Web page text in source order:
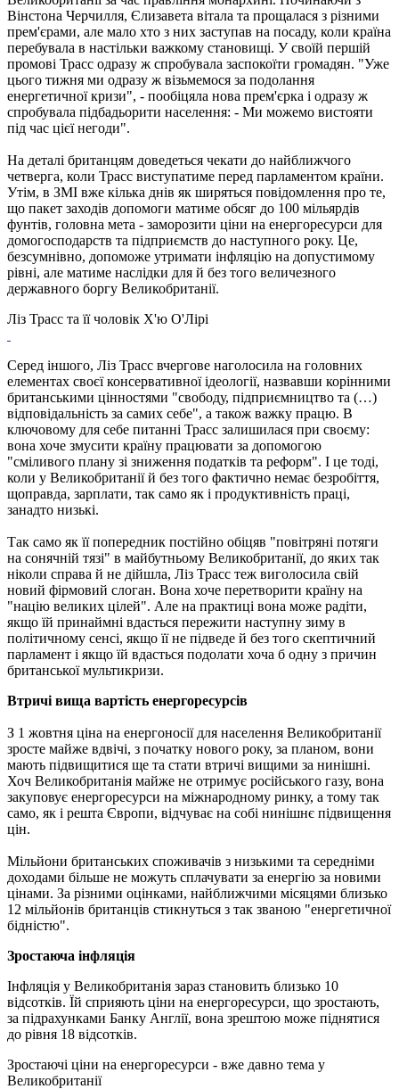
Вінстона Черчилля, Єлизавета вітала та прощалася з різними
прем'єрами, але мало хто з них заступав на посаду, коли країна
перебувала в настільки важкому становищі. У своїй першій
промові Трасс одразу ж спробувала заспокоїти громадян. "Уже
цього тижня ми одразу ж візьмемося за подолання
енергетичної кризи", - пообіцяла нова прем'єрка і одразу ж
спробувала підбадьорити населення: - Ми можемо вистояти
під час цієї негоди".
На деталі британцям доведеться чекати до найближчого
четверга, коли Трасс виступатиме перед парламентом країни.
Утім, в ЗМІ вже кілька днів як ширяться повідомлення про те,
що пакет заходів допомоги матиме обсяг до 100 мільярдів
фунтів, головна мета - заморозити ціни на енергоресурси для
домогосподарств та підприємств до наступного року. Це,
безсумнівно, допоможе утримати інфляцію на допустимому
рівні, але матиме наслідки для й без того величезного
державного боргу Великобританії.
Ліз Трасс та її чоловік Х'ю О'Лірі
Серед іншого, Ліз Трасс вчергове наголосила на головних
елементах своєї консервативної ідеології, назвавши корінними
британськими цінностями "свободу, підприємництво та (…)
відповідальність за самих себе", а також важку працю. В
ключовому для себе питанні Трасс залишилася при своєму:
вона хоче змусити країну працювати за допомогою
"сміливого плану зі зниження податків та реформ". І це тоді,
коли у Великобританії й без того фактично немає безробіття,
щоправда, зарплати, так само як і продуктивність праці,
занадто низькі.
Так само як її попередник постійно обіцяв "повітряні потяги
на сонячній тязі" в майбутньому Великобританії, до яких так
ніколи справа й не дійшла, Ліз Трасс теж виголосила свій
новий фірмовий слоган. Вона хоче перетворити країну на
"націю великих цілей". Але на практиці вона може радіти,
якщо їй принаймні вдасться пережити наступну зиму в
політичному сенсі, якщо її не підведе й без того скептичний
парламент і якщо їй вдасться подолати хоча б одну з причин
британської мультикризи.
Втричі вища вартість енергоресурсів
З 1 жовтня ціна на енергоносії для населення Великобританії
зросте майже вдвічі, з початку нового року, за планом, вони
мають підвищитися ще та стати втричі вищими за нинішні.
Хоч Великобританія майже не отримує російського газу, вона
закуповує енергоресурси на міжнародному ринку, а тому так
само, як і решта Європи, відчуває на собі нинішнє підвищення
цін.
Мільйони британських споживачів з низькими та середніми
доходами більше не можуть сплачувати за енергію за новими
цінами. За різними оцінками, найближчими місяцями близько
12 мільйонів британців стикнуться з так званою "енергетичної
бідністю".
Зростаюча інфляція
Інфляція у Великобританія зараз становить близько 10
відсотків. Їй сприяють ціни на енергоресурси, що зростають,
за підрахунками Банку Англії, вона зрештою може піднятися
до рівня 18 відсотків.
Зростаючі ціни на енергоресурси - вже давно тема у
Великобританії